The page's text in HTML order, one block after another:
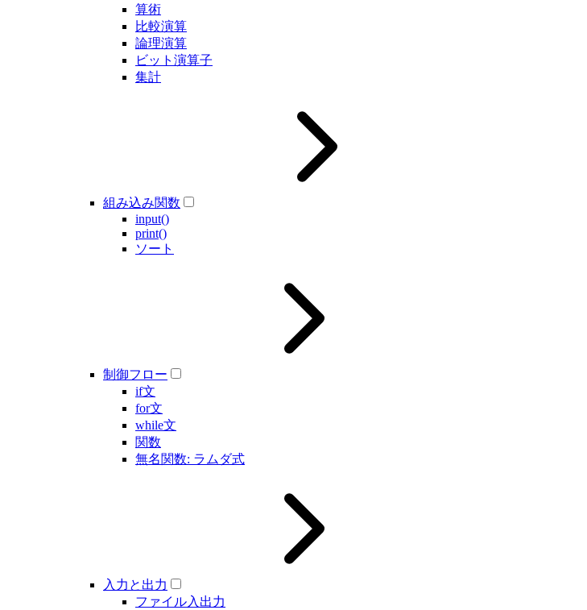
算術
比較演算
論理演算
ビット演算子
集計
組み込み関数
input()
print()
ソート
制御フロー
if文
for文
while文
関数
無名関数: ラムダ式
入力と出力
ファイル入出力